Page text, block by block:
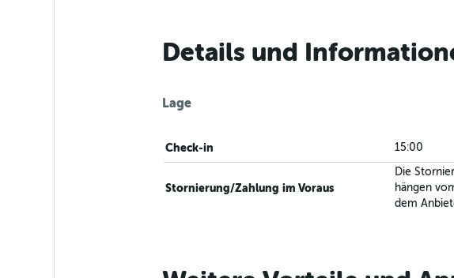
Details und
Lage
Check-in 15:00
Stornierung/Zahlung im Voraus
Die
hängen
dem